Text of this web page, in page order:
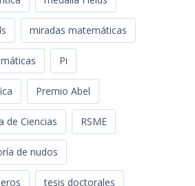
miradas matemáticas
Pi
Premio Abel
de Ciencias RSME
de nudos
tesis doctorales